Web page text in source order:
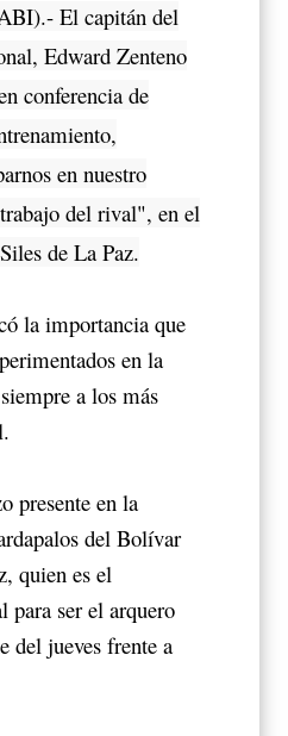
El capitán del
Edward Zenteno
conferencia de
en nuestro
del rival", en el
de La Paz.
la importancia que
en la
a los más
presente en la
del Bolívar
quien es el
para ser el arquero
del jueves frente a